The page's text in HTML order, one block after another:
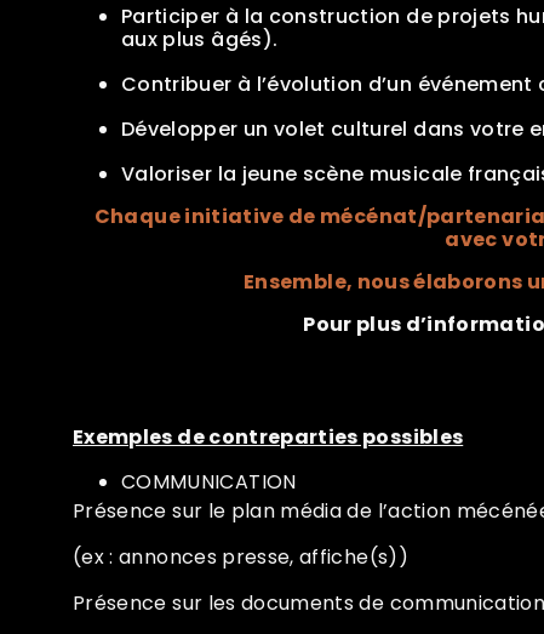
Participer à la construction de projets
aux plus âgés).
Contribuer à l’évolution d’un
Développer un volet culturel dans votre
Valoriser la jeune scène musicale
Chaque initiative de mécénat/
avec
Ensemble, nous
Pour plus
Exemples de contreparties possibles
COMMUNICATION
Présence sur le plan média de l’action
(ex : annonces presse, affiche(s))
Présence sur les documents de